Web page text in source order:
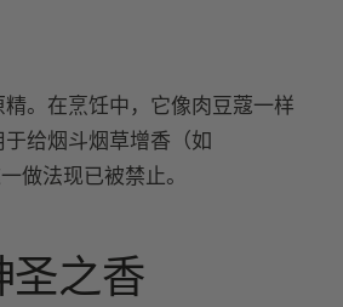
。在烹饪中，它像肉豆蔻一样
给烟斗烟草增香（如
做法现已被禁止。
圣之香